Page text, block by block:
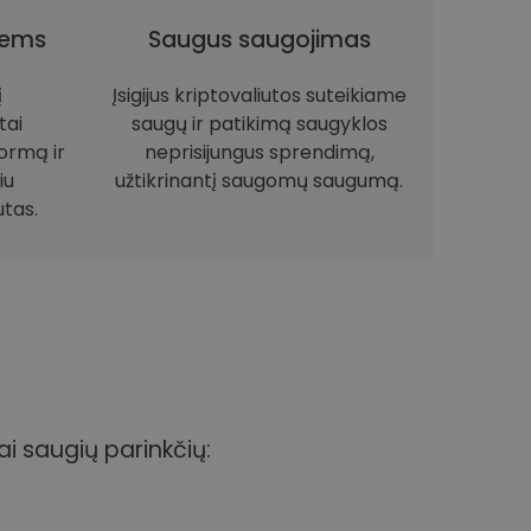
ir
Saugus saugojimas
Įsigijus kriptovaliutos suteikiame
saugų ir patikimą saugyklos
neprisijungus sprendimą,
užtikrinantį saugomų saugumą.
saugių parinkčių: